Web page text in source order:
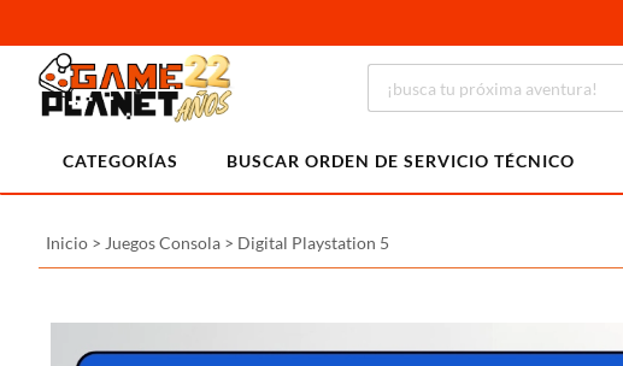
CATEGORÍAS BUSCAR ORDEN DE SERVICIO TÉCNICO
Inicio > Juegos Consola > Digital Playstation 5